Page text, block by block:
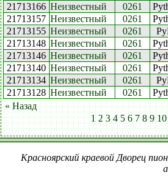
21713166 Неизвестный 0261
21713157 Неизвестный 0261
21713155 Неизвестный 0261
21713148 Неизвестный 0261
21713146 Неизвестный 0261
21713140 Неизвестный 0261
21713134 Неизвестный 0261
21713128 Неизвестный 0261
« Назад
1 2 3 4 5 6 7 8 9 10
Красноярский краевой Дворец